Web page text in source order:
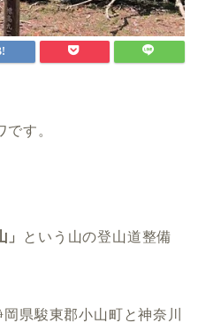
す。
」
という山の登山道整備
県駿東郡小山町と神奈川